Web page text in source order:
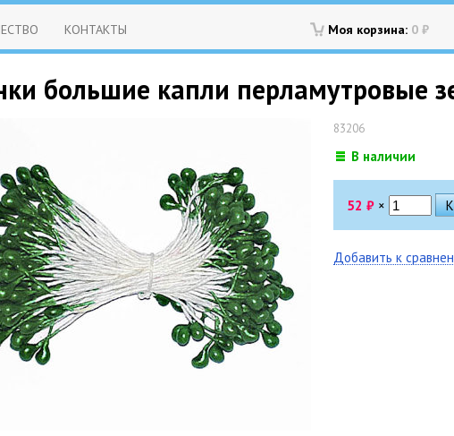
Моя корзина: 0 ₽
КОНТАКТЫ
большие капли перламутровые
83206
В наличии
52 ₽ ×
Добавить к